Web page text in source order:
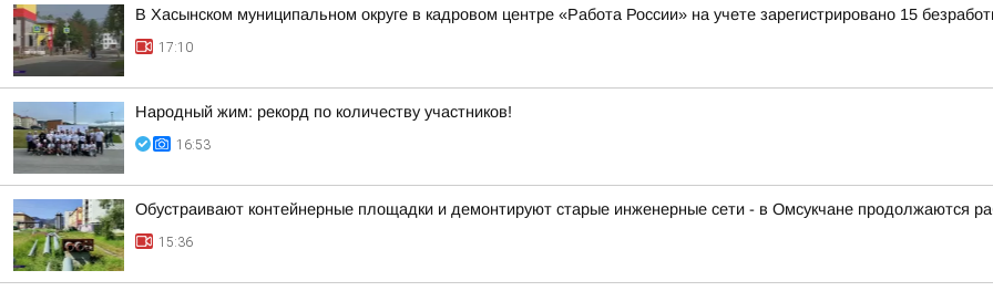
В Хасынском муниципальном округе в кадровом центре «Работа России» на учете зарегистрировано 15
17:10
Народный жим: рекорд по количеству участников!
16:53
Обустраивают контейнерные площадки и демонтируют старые инженерные сети - в Омсукчане продолжаются
15:36